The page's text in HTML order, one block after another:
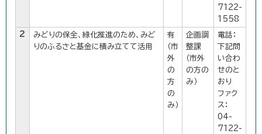
7122-
1558
2
みどりの保全、緑化推進のため、みど
りのふるさと基金に積み立てて活用
有
（市
外
の
方
の
み）
企画調
整課
（市外
の方の
み）
電話：
下記問
い合わ
せのと
おり
ファク
ス：
04-
7122-